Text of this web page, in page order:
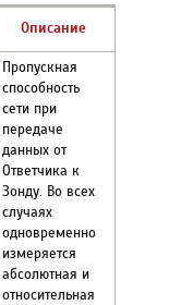
Описание
Пропускная
способность
сети при
передаче
данных от
Ответчика к
Зонду. Во всех
случаях
одновременно
измеряется
абсолютная и
относительная